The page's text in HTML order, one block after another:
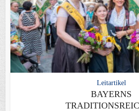
Leitartikel
BAYERNS